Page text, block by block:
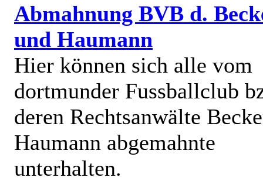
Abmahnung BVB d.
und Haumann
Hier können sich alle vom
dortmunder Fussballclub
deren Rechtsanwälte
Haumann abgemahnte
unterhalten.